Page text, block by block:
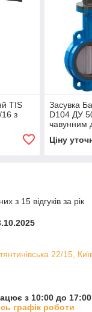
TIS
з
Засувка
D104 ДУ
чавунним
Ціну
з 15 відгуків за рік
22/15,
з 10:00 до 17:00
графік роботи